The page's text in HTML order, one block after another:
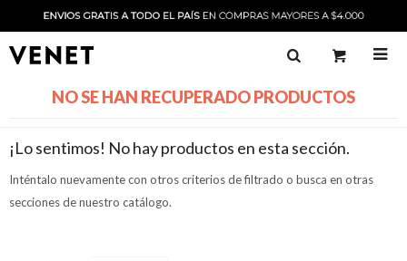

NO SE HAN RECUPERADO PRODUCTOS
¡Lo sentimos! No hay productos en esta sección.
Inténtalo nuevamente con otros criterios de filtrado o busca en otras
secciones de nuestro catálogo.